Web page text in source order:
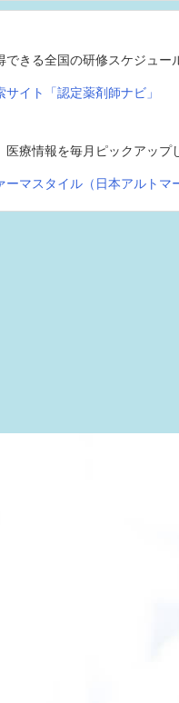
できる全国の研修スケジュー
イト「認定薬剤師ナビ」
療情報を毎月ピックアップ
マスタイル（日本アルトマ